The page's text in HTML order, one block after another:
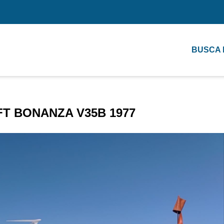
BUSCA
BONANZA V35B 1977